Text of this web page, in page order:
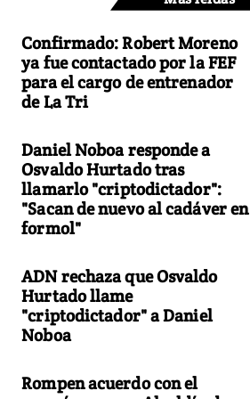
Confirmado: Robert Moreno
ya fue contactado por la FEF
para el cargo de entrenador
de La Tri
Daniel Noboa responde a
Osvaldo Hurtado tras
llamarlo "criptodictador":
"Sacan de nuevo al cadáver en
formol"
ADN rechaza que Osvaldo
Hurtado llame
"criptodictador" a Daniel
Noboa
Rompen acuerdo con el